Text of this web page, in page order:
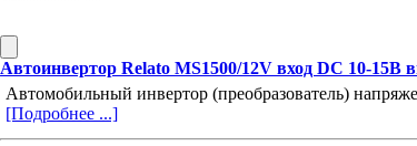
Автоинвертор Relato MS1500/12V вход DC 10-15В
Автомобильный инвертор (преобразователь)
[Подробнее ...]